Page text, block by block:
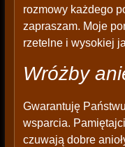
rozmowy każdego
zapraszam. Moje
rzetelne i wysokiej
Wróżby
Gwarantuję
wsparcia.
czuwają dobre